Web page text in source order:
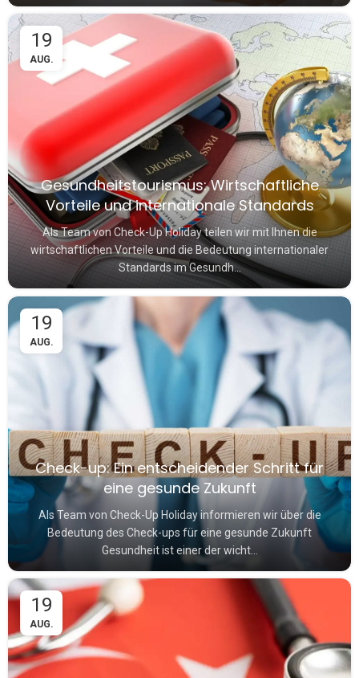
19
AUG.
Gesundheitstourismus: Wirtschaftliche
Vorteile und internationale Standards
Als Team von Check-Up Holiday teilen wir mit Ihnen die
wirtschaftlichen Vorteile und die Bedeutung internationaler
Standards im Gesundh...
19
AUG.
Check-up: Ein entscheidender Schritt für
eine gesunde Zukunft
Als Team von Check-Up Holiday informieren wir über die
Bedeutung des Check-ups für eine gesunde Zukunft
Gesundheit ist einer der wicht...
19
AUG.